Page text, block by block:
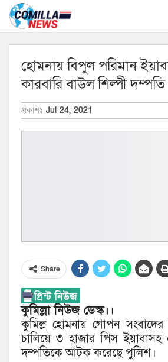
হোমনায় বিপুল পরিমান
কারবারি বাউল শিল্পী
প্রকাশঃ Jul 24, 2021
Share
কুমিল্লা নিউজ ডেস্ক।।
কুমিল্ল হোমনায় গোপন সংবাদের
চালিয়ে ৩ হাজার পিস
দম্পতিকে আটক করেছে পুলিশ।